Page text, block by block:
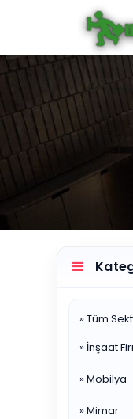
» Tüm
» İnşaat
» Mobilya
» Mimar